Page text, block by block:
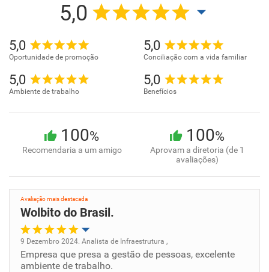
5,0
5,0
Oportunidade de promoção
5,0
Conciliação com a vida familiar
5,0
Ambiente de trabalho
5,0
Benefícios
100%
Recomendaria a um amigo
100%
Aprovam a diretoria (de 1
avaliações)
Avaliação mais destacada
Wolbito do Brasil.
Oportunidade de promoção
9 Dezembro 2024. Analista de Infraestrutura ,
Empresa que presa a gestão de pessoas, excelente
ambiente de trabalho.